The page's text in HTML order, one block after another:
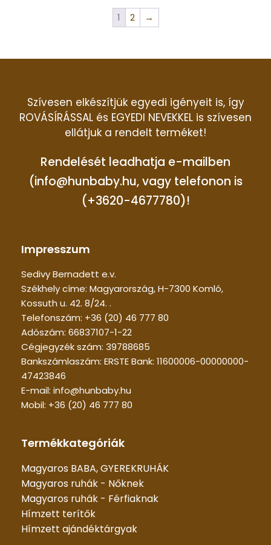
1 2 →
Szívesen elkészítjük egyedi igényeit is, így
ROVÁSÍRÁSSAL és EGYEDI NEVEKKEL is szívesen
ellátjuk a rendelt terméket!
Rendelését leadhatja e-mailben
(info@hunbaby.hu, vagy telefonon is
(+3620-4677780)!
Impresszum
Sedivy Bernadett e.v.
Székhely címe: Magyarország, H-7300 Komló,
Kossuth u. 42. 8/24. .
Telefonszám: +36 (20) 46 777 80
Adószám: 66837107-1-22
Cégjegyzék szám: 39788685
Bankszámlaszám: ERSTE Bank: 11600006-00000000-
47423846
E-mail: info@hunbaby.hu
Mobil: +36 (20) 46 777 80
Termékkategóriák
Magyaros BABA, GYEREKRUHÁK
Magyaros ruhák - Nőknek
Magyaros ruhák - Férfiaknak
Hímzett terítők
Hímzett ajándéktárgyak